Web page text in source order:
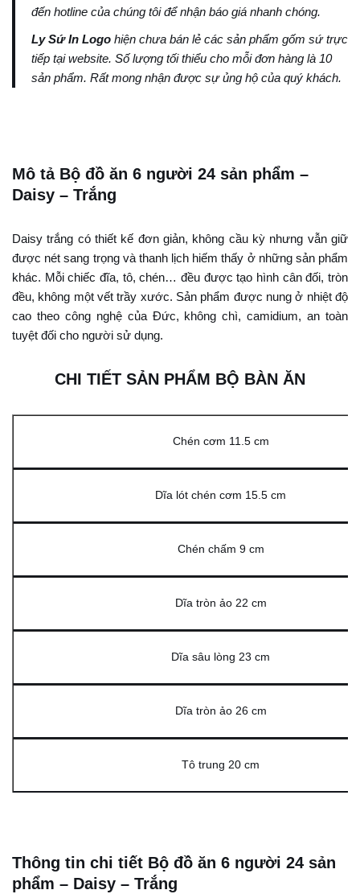
đến hotline của chúng tôi để nhận báo giá nhanh chóng.
Ly Sứ In Logo hiện chưa bán lẻ các sản phẩm gốm sứ trực
tiếp tại website. Số lượng tối thiểu cho mỗi đơn hàng là 10
sản phẩm. Rất mong nhận được sự ủng hộ của quý khách.
Mô tả Bộ đồ ăn 6 người 24 sản phẩm –
Daisy – Trắng
Daisy trắng có thiết kế đơn giản, không cầu kỳ nhưng vẫn giữ
được nét sang trọng và thanh lịch hiếm thấy ở những sản phẩm
khác. Mỗi chiếc đĩa, tô, chén… đều được tạo hình cân đối, tròn
đều, không một vết trầy xước. Sản phẩm được nung ở nhiệt độ
cao theo công nghệ của Đức, không chì, camidium, an toàn
tuyệt đối cho người sử dụng.
CHI TIẾT SẢN PHẨM BỘ BÀN ĂN
Chén cơm 11.5 cm
Dĩa lót chén cơm 15.5 cm
Chén chấm 9 cm
Dĩa tròn ảo 22 cm
Dĩa sâu lòng 23 cm
Dĩa tròn ảo 26 cm
Tô trung 20 cm
Thông tin chi tiết Bộ đồ ăn 6 người 24 sản
phẩm – Daisy – Trắng